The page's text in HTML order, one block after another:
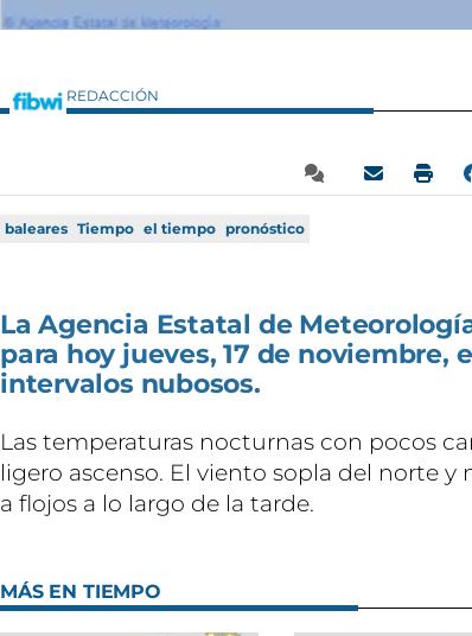
REDACCIÓN
baleares Tiempo el tiempo pronóstico
La Agencia Estatal de
para hoy jueves, 17 de noviembre,
intervalos nubosos.
Las temperaturas nocturnas con pocos
ligero ascenso. El viento sopla del norte
a flojos a lo largo de la tarde.
MÁS EN TIEMPO